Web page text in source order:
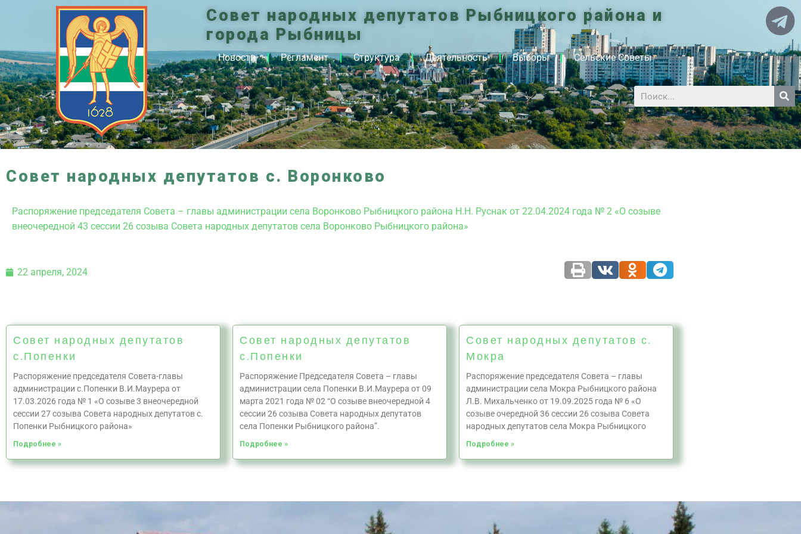
Совет народных депутатов Рыбницкого района и
города Рыбницы
Новости Регламент Структура Деятельность Выборы Сельские Советы
Совет народных депутатов с. Воронково
Распоряжение председателя Совета – главы администрации села Воронково Рыбницкого района Н.Н. Руснак от 22.04.2024 года № 2 «О созыве
внеочередной 43 сессии 26 созыва Совета народных депутатов села Воронково Рыбницкого района»
22 апреля, 2024
Совет народных депутатов
с.Попенки
Распоряжение председателя Совета-главы
администрации с.Попенки В.И.Маурера от
17.03.2026 года № 1 «О созыве 3 внеочередной
сессии 27 созыва Совета народных депутатов с.
Попенки Рыбницкого района»
Подробнее »
Совет народных депутатов
с.Попенки
Распоряжение Председателя Совета – главы
администрации села Попенки В.И.Маурера от 09
марта 2021 года № 02 “О созыве внеочередной 4
сессии 26 созыва Совета народных депутатов
села Попенки Рыбницкого района”.
Подробнее »
Совет народных депутатов с.
Мокра
Распоряжение председателя Совета – главы
администрации села Мокра Рыбницкого района
Л.В. Михальченко от 19.09.2025 года № 6 «О
созыве очередной 36 сессии 26 созыва Совета
народных депутатов села Мокра Рыбницкого
Подробнее »